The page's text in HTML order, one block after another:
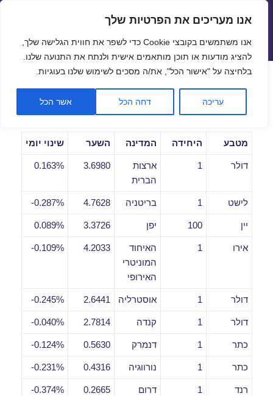
פתח
אנו מעריכים את הפרטיות שלך
אנו משתמשים בקובצי Cookie כדי לשפר את חווית הגלישה שלך,
להציג מודעות או תוכן מותאמים אישית ולנתח את התנועה שלנו.
בלחיצה על "אישור הכל", את/ה מסכים לשימוש שלנו בעוגיות.
עריכה דחה הכל אשר הכל
שערי חליפין יציגים – שער יציג
תפריטים
ווידג'טים
שערי חליפין יומיים לתאריך
21/01/2019
מטבע היחידה המדינה השער שינוי יומי
דולר 1
ארצות
הברית
3.6980
0.163%
לישט 1 בריטניה 4.7628
0.287%-
יין 100 יפן 3.3726
0.089%
אירו 1
האיחוד
המוניטרי
האירופי
4.2033
0.109%-
דולר 1 אוסטרליה 2.6441
0.245%-
דולר 1 קנדה 2.7814
0.040%-
כתר 1 דנמרק 0.5630
0.124%-
כתר 1 נורווגיה 0.4316
0.231%-
רנד 1
דרום
0.2665
0.374%-